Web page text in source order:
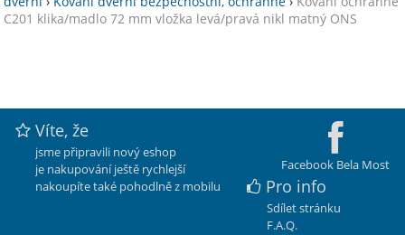
C201 klika/madlo 72 mm vložka levá/pravá nikl matný ONS
Facebook Bela Most
Víte, že
jsme připravili nový eshop
je nakupování ještě rychlejší
nakoupíte také pohodlně z mobilu
Pro info
Sdílet stránku
F.A.Q.